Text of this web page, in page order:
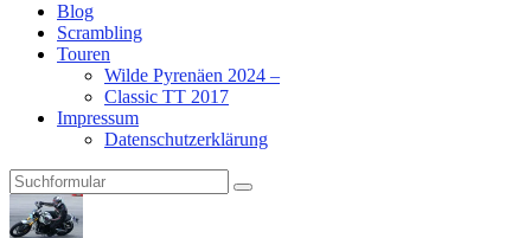
Blog
Scrambling
Touren
Wilde Pyrenäen 2024 –
Classic TT 2017
Impressum
Datenschutzerklärung
Search
Pit's
Blog